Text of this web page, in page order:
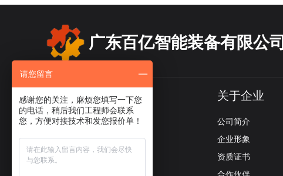
广东百亿智能装备有限公司
产品导航
冷水机系列
螺杆冷水机系列
模温机系列
关于企业
公司简介
企业形象
资质证书
请您留言
感谢您的关注，麻烦您填写一下您
的电话，稍后我们工程师会联系
您，方便对接技术和发您报价单！